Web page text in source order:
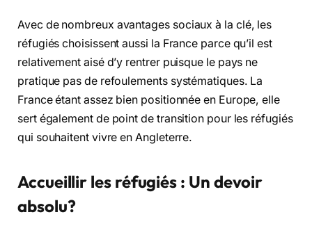
Avec de nombreux avantages sociaux à la clé, les
réfugiés choisissent aussi la France parce qu’il est
relativement aisé d’y rentrer puisque le pays ne
pratique pas de refoulements systématiques. La
France étant assez bien positionnée en Europe, elle
sert également de point de transition pour les réfugiés
qui souhaitent vivre en Angleterre.
Accueillir les réfugiés : Un devoir
absolu?